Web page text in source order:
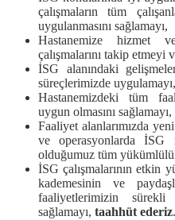
çalışmaların tüm
uygulanmasını sağlamayı,
Hastanemize hizmet
çalışmalarını takip
İSG alanındaki
süreçlerimizde uygulamayı,
Hastanemizdeki tüm
uygun olmasını sağlamayı,
Faaliyet alanlarımızda
ve operasyonlarda İSG
olduğumuz tüm
İSG çalışmalarının etkin
kademesinin ve
faaliyetlerimizin
sağlamayı, taahhüt ederiz.